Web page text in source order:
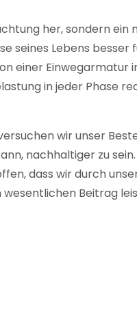
her, sondern
seines Lebens besser
einer Einwegarmatur
in jeder Phase
wir unser
nachhaltiger zu
dass wir durch
Beitrag